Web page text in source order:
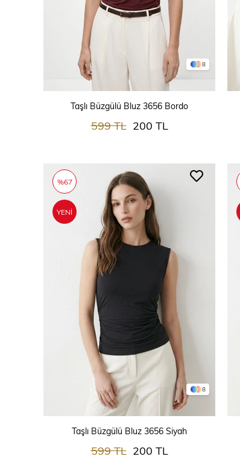
8
SEPETE EKLE
Taşlı Büzgülü Bluz 3656 Bordo
200 TL
599 TL
8
Taşlı Büzgülü Bluz 3656 Siyah
200 TL
599 TL
%67
YENI